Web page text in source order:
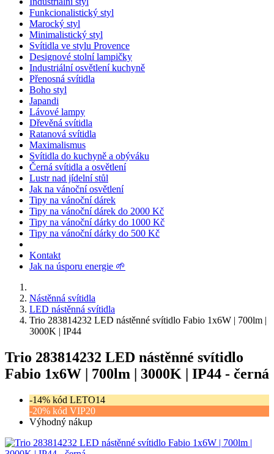
Funkcionalistický styl
Marocký styl
Minimalistický styl
Svítidla ve stylu Provence
Designové stolní lampičky
Industriální osvětlení kuchyně
Přenosná svítidla
Boho styl
Japandi
Lávové lampy
Dřevěná svítidla
Ratanová svítidla
Maximalismus
Svítidla do kuchyně a obýváku
Černá svítidla a osvětlení
Lustr nad jídelní stůl
Jak na vánoční osvětlení
Tipy na vánoční dárek
Tipy na vánoční dárek do 2000 Kč
Tipy na vánoční dárky do 1000 Kč
Tipy na vánoční dárky do 500 Kč
Kontakt
Jak na úsporu energie 🌱
Nástěnná svítidla
LED nástěnná svítidla
Trio 283814232 LED nástěnné svítidlo Fabio 1x6W | 700lm |
3000K | IP44
Trio 283814232 LED nástěnné svítidlo
Fabio 1x6W | 700lm | 3000K | IP44 - černá
-14% kód LETO14
-20% kód VIP20
Výhodný nákup